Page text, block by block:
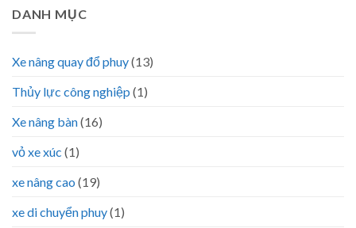
DANH MỤC
Xe nâng quay đổ phuy(13)
Thủy lực công nghiệp (1)
Xe nâng bàn(16)
vỏ xe xúc (1)
xe nâng cao (19)
xe di chuyển phuy(1)